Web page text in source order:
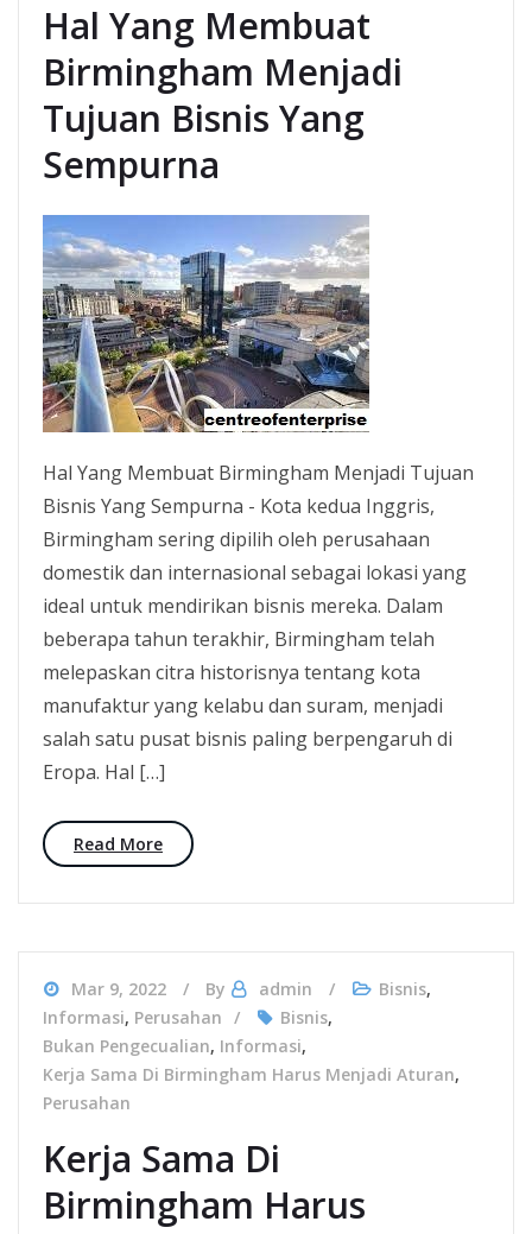
Hal Yang Membuat
Birmingham Menjadi
Tujuan Bisnis Yang
Sempurna
Hal Yang Membuat Birmingham Menjadi Tujuan
Bisnis Yang Sempurna - Kota kedua Inggris,
Birmingham sering dipilih oleh perusahaan
domestik dan internasional sebagai lokasi yang
ideal untuk mendirikan bisnis mereka. Dalam
beberapa tahun terakhir, Birmingham telah
melepaskan citra historisnya tentang kota
manufaktur yang kelabu dan suram, menjadi
salah satu pusat bisnis paling berpengaruh di
Eropa. Hal […]
Read More
Mar 9, 2022 By admin Bisnis,
Informasi, Perusahan Bisnis,
Bukan Pengecualian, Informasi,
Kerja Sama Di Birmingham Harus Menjadi Aturan,
Perusahan
Kerja Sama Di
Birmingham Harus